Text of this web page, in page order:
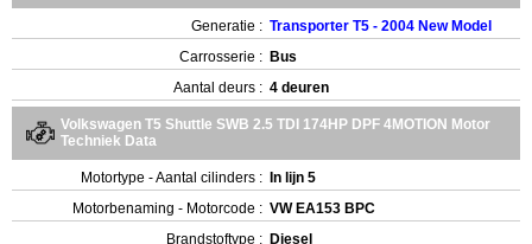
Generatie : Transporter T5 - 2004 New Model
Carrosserie : Bus
Aantal deurs : 4 deuren
Volkswagen T5 Shuttle SWB 2.5 TDI 174HP DPF 4MOTION Motor
Techniek Data
Motortype - Aantal cilinders :
In lijn 5
Motorbenaming - Motorcode : VW EA153 BPC
Brandstoftype : Diesel